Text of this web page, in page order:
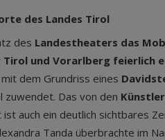
des Landes Tirol
des Landestheaters das
und Vorarlberg feierlich
mit dem Grundriss eines
zuwendet. Das von den
auch ein deutlich sichtbares
Tanda überbrachte im